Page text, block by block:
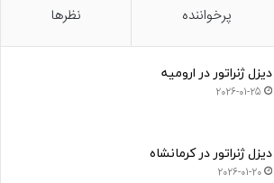
پرخواننده نظرها
دیزل ژنراتور در ارومیه
2026-01-25
دیزل ژنراتور در کرمانشاه
2026-01-20